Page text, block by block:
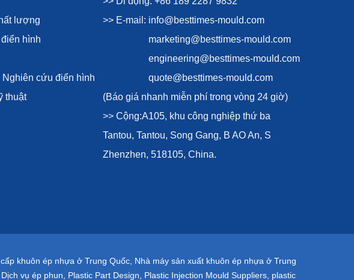
lượng
hình
Nghiên cứu điển hình
thuật
>> E-mail: info@besttimes-mould.com
marketing@besttimes-mould.com
engineering@besttimes-mould.com
quote@besttimes-mould.com
(Báo giá nhanh miễn phí trong vòng 24 giờ)
>> Cộng:A105, khu công nghiệp thứ ba
Tantou, Tantou, Song Gang, B AO An, S
Zhenzhen, 518105, China.
khuôn ép nhựa ở Trung Quốc Nhà máy sản xuất khuôn ép nhựa ở Trung
Dịch vụ ép phun Plastic Part Design Plastic Injection Mould Suppliers plastic